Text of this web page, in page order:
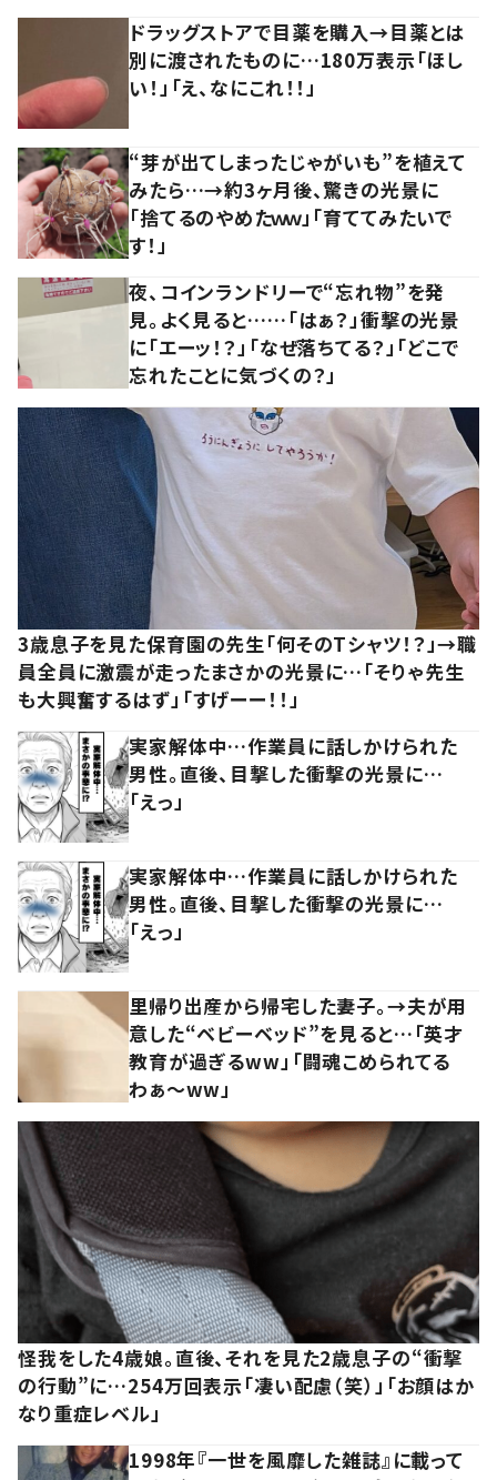
ドラッグストアで目薬を購入→目薬とは
別に渡されたものに…180万表示「ほし
い！」「え、なにこれ！！」
“芽が出てしまったじゃがいも”を植えて
みたら…→約3ヶ月後、驚きの光景に
「捨てるのやめたｗｗ」「育ててみたいで
す！」
夜、コインランドリーで“忘れ物”を発
見。よく見ると……「はぁ？」衝撃の光景
に「エーッ！？」「なぜ落ちてる？」「どこで
忘れたことに気づくの？」
3歳息子を見た保育園の先生「何そのTシャツ！？」→職
員全員に激震が走ったまさかの光景に…「そりゃ先生
も大興奮するはず」「すげーー！！」
実家解体中…作業員に話しかけられた
男性。直後、目撃した衝撃の光景に…
「えっ」
実家解体中…作業員に話しかけられた
男性。直後、目撃した衝撃の光景に…
「えっ」
里帰り出産から帰宅した妻子。→夫が用
意した“ベビーベッド”を見ると…「英才
教育が過ぎるww」「闘魂こめられてる
わぁ～ww」
怪我をした4歳娘。直後、それを見た2歳息子の“衝撃
の行動”に…254万回表示「凄い配慮（笑）」「お顔はか
なり重症レベル」
1998年『一世を風靡した雑誌』に載って